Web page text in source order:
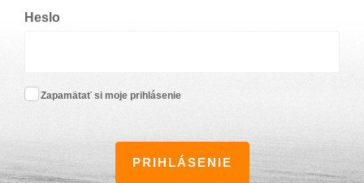
Heslo
Zapamätať si moje prihlásenie
PRIHLÁSENIE